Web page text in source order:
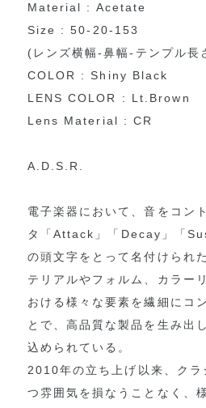
Material : Acetate
Size : 50-20-153
(レンズ横幅-鼻幅-テンプル長
COLOR : Shiny Black
LENS COLOR : Lt.Brown
Lens Material : CR
A.D.S.R.
電子楽器において、音をコン
タ「Attack」「Decay」「
の頭文字をとって名付けられ
テリアルやフォルム、カラー
おける様々な要素を繊細にコ
とで、高品質な製品を生み出
込められている。
2010年の立ち上げ以来、クラ
つ雰囲気を損なうことなく、